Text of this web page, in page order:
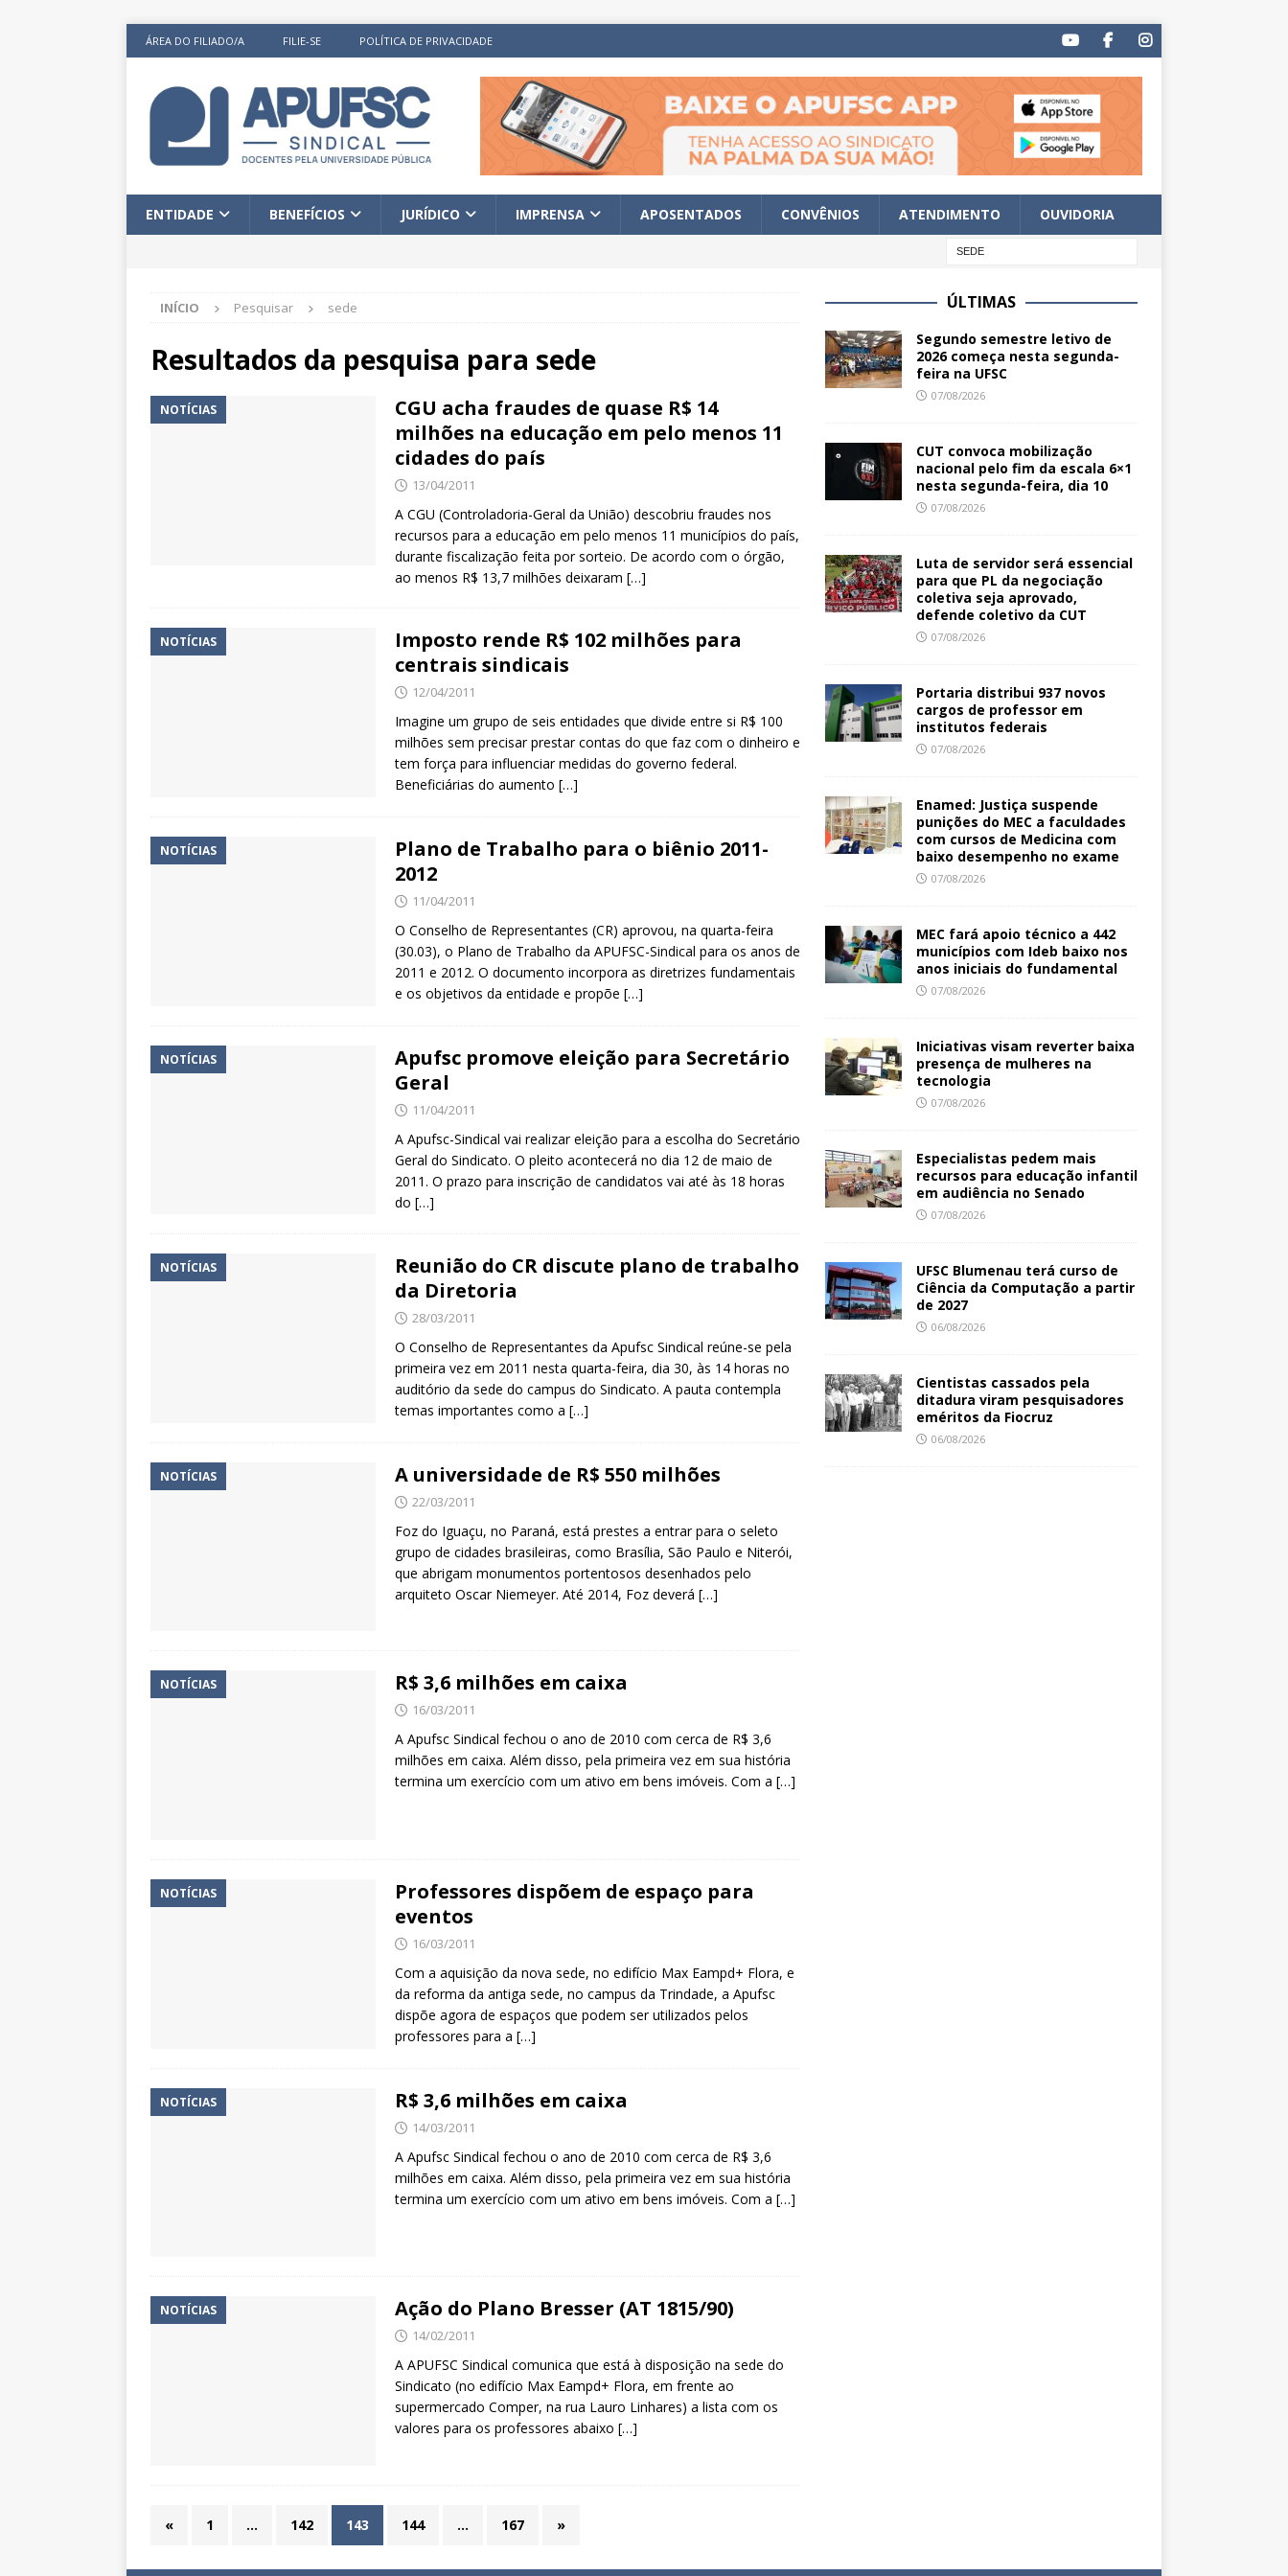
ÁREA DO FILIADO/A FILIE-SE POLÍTICA DE PRIVACIDADE
ENTIDADE BENEFÍCIOS JURÍDICO IMPRENSA APOSENTADOS CONVÊNIOS ATENDIMENTO OUVIDORIA
INÍCIO Pesquisar sede
Resultados da pesquisa para sede
NOTÍCIAS
CGU acha fraudes de quase R$ 14
milhões na educação em pelo menos 11
cidades do país
13/04/2011
A CGU (Controladoria-Geral da União) descobriu fraudes nos
recursos para a educação em pelo menos 11 municípios do país,
durante fiscalização feita por sorteio. De acordo com o órgão,
ao menos R$ 13,7 milhões deixaram […]
NOTÍCIAS
Imposto rende R$ 102 milhões para
centrais sindicais
12/04/2011
Imagine um grupo de seis entidades que divide entre si R$ 100
milhões sem precisar prestar contas do que faz com o dinheiro e
tem força para influenciar medidas do governo federal.
Beneficiárias do aumento […]
NOTÍCIAS
Plano de Trabalho para o biênio 2011-
2012
11/04/2011
O Conselho de Representantes (CR) aprovou, na quarta-feira
(30.03), o Plano de Trabalho da APUFSC-Sindical para os anos de
2011 e 2012. O documento incorpora as diretrizes fundamentais
e os objetivos da entidade e propõe […]
NOTÍCIAS
Apufsc promove eleição para Secretário
Geral
11/04/2011
A Apufsc-Sindical vai realizar eleição para a escolha do Secretário
Geral do Sindicato. O pleito acontecerá no dia 12 de maio de
2011. O prazo para inscrição de candidatos vai até às 18 horas
do […]
NOTÍCIAS
Reunião do CR discute plano de trabalho
da Diretoria
28/03/2011
O Conselho de Representantes da Apufsc Sindical reúne-se pela
primeira vez em 2011 nesta quarta-feira, dia 30, às 14 horas no
auditório da sede do campus do Sindicato. A pauta contempla
temas importantes como a […]
NOTÍCIAS A universidade de R$ 550 milhões
22/03/2011
Foz do Iguaçu, no Paraná, está prestes a entrar para o seleto
grupo de cidades brasileiras, como Brasília, São Paulo e Niterói,
que abrigam monumentos portentosos desenhados pelo
arquiteto Oscar Niemeyer. Até 2014, Foz deverá […]
NOTÍCIAS R$ 3,6 milhões em caixa
16/03/2011
A Apufsc Sindical fechou o ano de 2010 com cerca de R$ 3,6
milhões em caixa. Além disso, pela primeira vez em sua história
termina um exercício com um ativo em bens imóveis. Com a […]
NOTÍCIAS
Professores dispõem de espaço para
eventos
16/03/2011
Com a aquisição da nova sede, no edifício Max Eampd+ Flora, e
da reforma da antiga sede, no campus da Trindade, a Apufsc
dispõe agora de espaços que podem ser utilizados pelos
professores para a […]
NOTÍCIAS R$ 3,6 milhões em caixa
14/03/2011
A Apufsc Sindical fechou o ano de 2010 com cerca de R$ 3,6
milhões em caixa. Além disso, pela primeira vez em sua história
termina um exercício com um ativo em bens imóveis. Com a […]
NOTÍCIAS Ação do Plano Bresser (AT 1815/90)
14/02/2011
A APUFSC Sindical comunica que está à disposição na sede do
Sindicato (no edifício Max Eampd+ Flora, em frente ao
supermercado Comper, na rua Lauro Linhares) a lista com os
valores para os professores abaixo […]
« 1 … 142 143 144 … 167 »
ÚLTIMAS
Segundo semestre letivo de
2026 começa nesta segunda-
feira na UFSC
07/08/2026
CUT convoca mobilização
nacional pelo fim da escala 6×1
nesta segunda-feira, dia 10
07/08/2026
Luta de servidor será essencial
para que PL da negociação
coletiva seja aprovado,
defende coletivo da CUT
07/08/2026
Portaria distribui 937 novos
cargos de professor em
institutos federais
07/08/2026
Enamed: Justiça suspende
punições do MEC a faculdades
com cursos de Medicina com
baixo desempenho no exame
07/08/2026
MEC fará apoio técnico a 442
municípios com Ideb baixo nos
anos iniciais do fundamental
07/08/2026
Iniciativas visam reverter baixa
presença de mulheres na
tecnologia
07/08/2026
Especialistas pedem mais
recursos para educação infantil
em audiência no Senado
07/08/2026
UFSC Blumenau terá curso de
Ciência da Computação a partir
de 2027
06/08/2026
Cientistas cassados pela
ditadura viram pesquisadores
eméritos da Fiocruz
06/08/2026